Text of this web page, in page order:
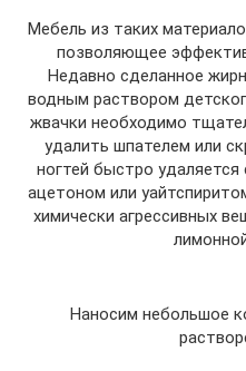
Мебель из таких
позволяющее
Недавно сделанное
водным раствором
жвачки необходимо
удалить шпателем или
ногтей быстро
ацетоном или
химически агрессивных
Наносим небольшое